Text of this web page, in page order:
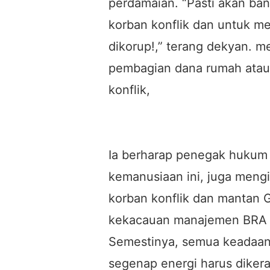
korban konflik dan untuk
dikorup!,” terang dekyan.
pembagian dana rumah
konflik,
Ia berharap penegak
kemanusiaan ini, juga
korban konflik dan mantan
kekacauan manajemen
Semestinya, semua
segenap energi harus